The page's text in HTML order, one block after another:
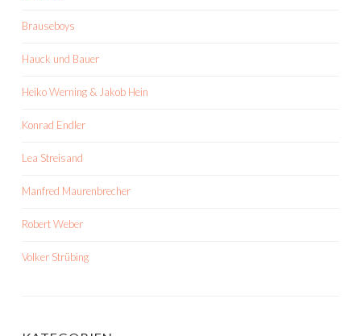
Brauseboys
Hauck und Bauer
Heiko Werning & Jakob Hein
Konrad Endler
Lea Streisand
Manfred Maurenbrecher
Robert Weber
Volker Strübing